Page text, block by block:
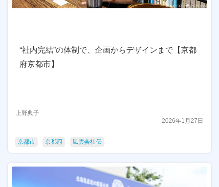
“社内完結”の体制で、企画からデザインまで【京都
府京都市】
上野典子
2026年1月27日
京都市 京都府 風雲会社伝